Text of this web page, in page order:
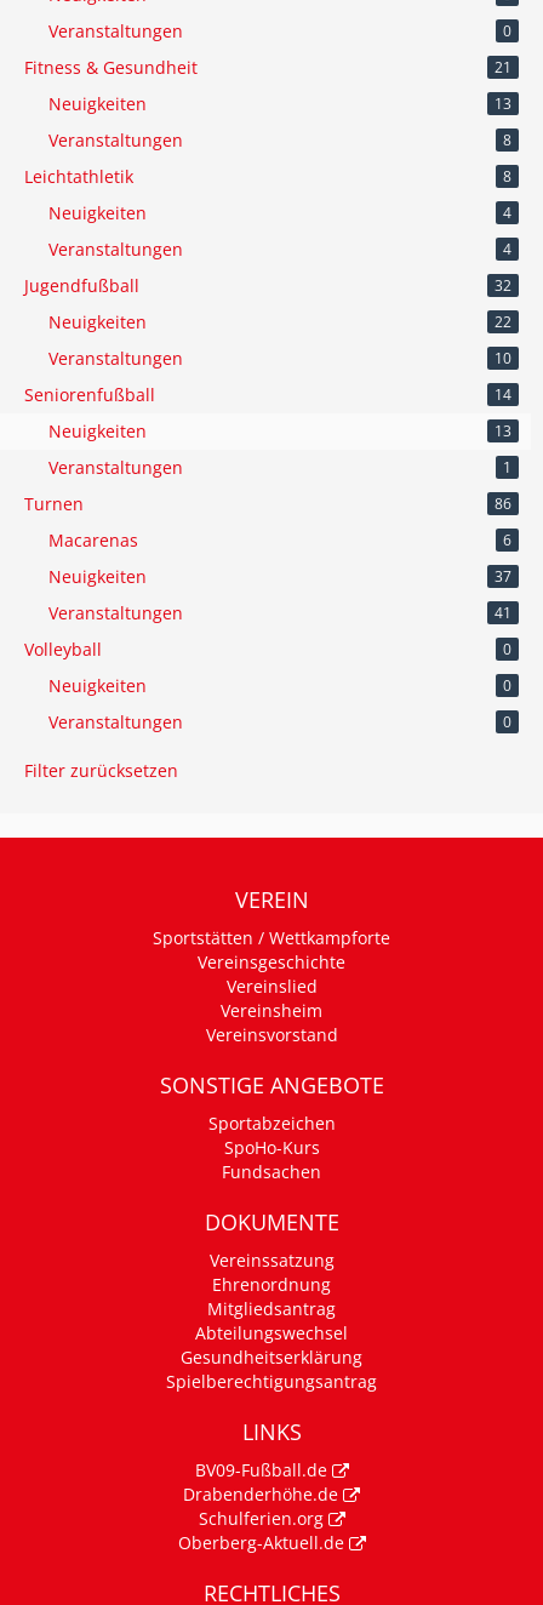
Veranstaltungen 0
Fitness & Gesundheit 21
Neuigkeiten 13
Veranstaltungen 8
Leichtathletik 8
Neuigkeiten 4
Veranstaltungen 4
Jugendfußball 32
Neuigkeiten 22
Veranstaltungen 10
Seniorenfußball 14
Neuigkeiten 13
Veranstaltungen 1
Turnen 86
Macarenas 6
Neuigkeiten 37
Veranstaltungen 41
Volleyball 0
Neuigkeiten 0
Veranstaltungen 0
Filter zurücksetzen
VEREIN
Sportstätten / Wettkampforte
Vereinsgeschichte
Vereinslied
Vereinsheim
Vereinsvorstand
SONSTIGE ANGEBOTE
Sportabzeichen
SpoHo-Kurs
Fundsachen
DOKUMENTE
Vereinssatzung
Ehrenordnung
Mitgliedsantrag
Abteilungswechsel
Gesundheitserklärung
Spielberechtigungsantrag
LINKS
BV09-Fußball.de
Drabenderhöhe.de
Schulferien.org
Oberberg-Aktuell.de
RECHTLICHES